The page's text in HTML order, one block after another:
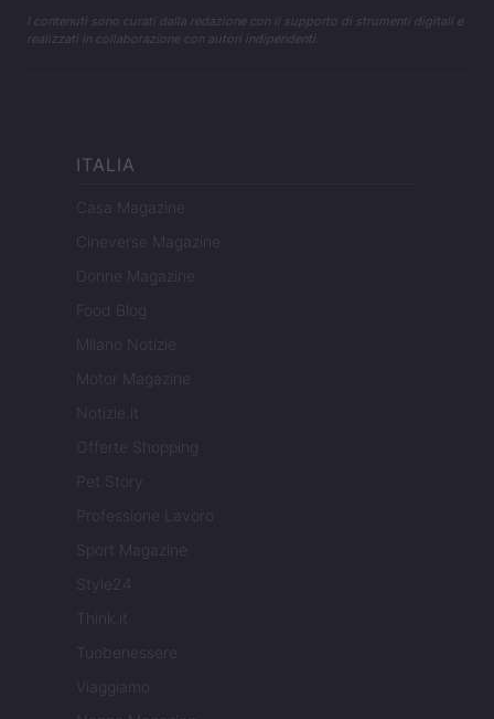
I contenuti sono curati dalla redazione con il supporto di strumenti digitali e
realizzati in collaborazione con autori indipendenti.
ITALIA
Casa Magazine
Cineverse Magazine
Donne Magazine
Food Blog
Milano Notizie
Motor Magazine
Notizie.it
Offerte Shopping
Pet Story
Professione Lavoro
Sport Magazine
Style24
Think.it
Tuobenessere
Viaggiamo